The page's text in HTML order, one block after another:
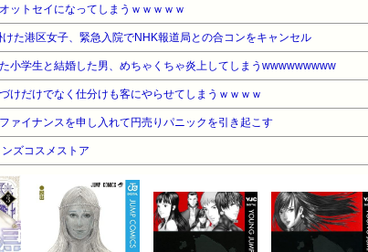
ットセイになってしまうｗｗｗｗｗ
けた港区女子、緊急入院でNHK報道局との合コンをキャンセル
小学生と結婚した男、めちゃくちゃ炎上してしまうwwwwwwwww
けだけでなく仕分けも客にやらせてしまうｗｗｗｗ
ァイナンスを申し入れて円売りパニックを引き起こす
ズコスメストア